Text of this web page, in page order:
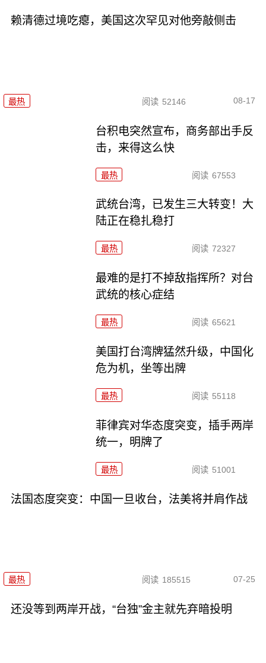
赖清德过境吃瘪，美国这次罕见对他旁敲侧击
最热 阅读 52146 08-17
台积电突然宣布，商务部出手反
击，来得这么快
最热 阅读 67553
武统台湾，已发生三大转变！大
陆正在稳扎稳打
最热 阅读 72327
最难的是打不掉敌指挥所？对台
武统的核心症结
最热 阅读 65621
美国打台湾牌猛然升级，中国化
危为机，坐等出牌
最热 阅读 55118
菲律宾对华态度突变，插手两岸
统一，明牌了
最热 阅读 51001
法国态度突变：中国一旦收台，法美将并肩作战
最热 阅读 185515 07-25
还没等到两岸开战，“台独”金主就先弃暗投明